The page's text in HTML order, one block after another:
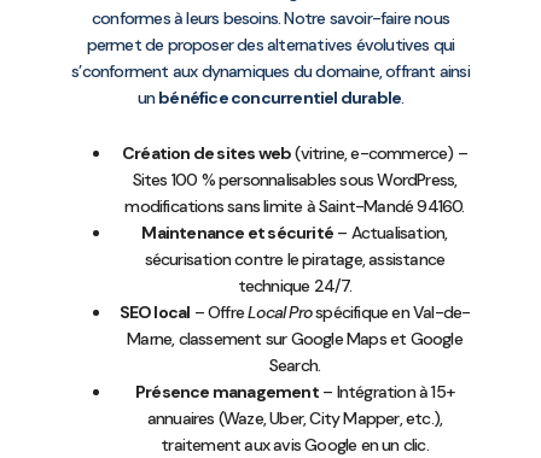
conformes à leurs besoins. Notre savoir-faire nous
permet de proposer des alternatives évolutives qui
s’conforment aux dynamiques du domaine, offrant ainsi
unbénéfice concurrentiel durable.
Création de sites web(vitrine, e-commerce) –
Sites 100 % personnalisables sous WordPress,
modifications sans limite à Saint-Mandé 94160.
Maintenance et sécurité – Actualisation,
sécurisation contre le piratage, assistance
technique 24/7.
SEO local – OffreLocal Prospécifique en Val-de-
Marne, classement sur Google Maps et Google
Search.
Présence management– Intégration à 15+
annuaires (Waze, Uber, City Mapper, etc.),
traitement aux avis Google en un clic.